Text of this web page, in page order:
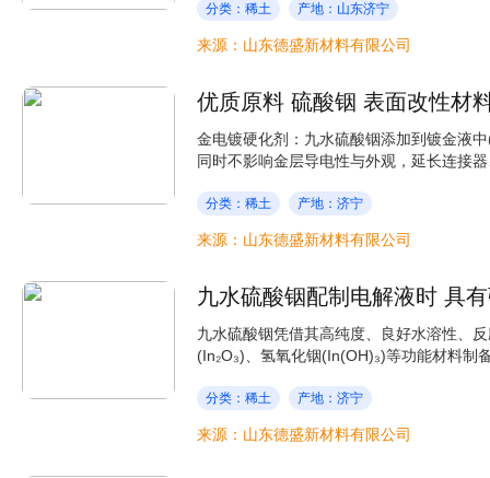
分类：稀土 产地：山东济宁
来源：山东德盛新材料有限公司
优质原料 硫酸铟 表面改性材
金电镀硬化剂：九水硫酸铟添加到镀金液
同时不影响金层导电性与外观，延长连接
分类：稀土 产地：济宁
来源：山东德盛新材料有限公司
九水硫酸铟配制电解液时 具
九水硫酸铟凭借其高纯度、良好水溶性、
(In₂O₃)、氢氧化铟(In(OH)₃)等功能材料制
分类：稀土 产地：济宁
来源：山东德盛新材料有限公司